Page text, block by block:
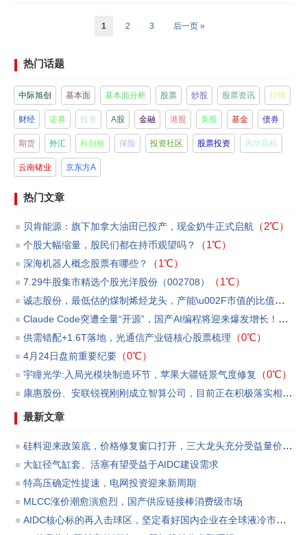
I服务器产业链的市场情绪，资金沿着AI服
正在从“远期故事”转向“当下盈利”，叠加
近...
1 2 3 后一页 »
热门话题
中际旭创 基本面 基本面分析 股票 炒股 股票资讯 行情
财经 证券 投资 A股 金融 港股 美股 基金 债券
期货 外汇 科创板 保险 投资社区 股票投资 风华高科
云南锗业 京东方A
热门文章
贝肯能源：旗下加拿大油田已投产，现金奶牛正式启航 （2℃）
个股大幅缩量，股民们都在持币观望吗？ （1℃）
​深海机器人概念股票有哪些？ （1℃）
7.29牛股集市精选个股光洋股份（002708）
（1℃）
诚志股份，最低估的煤制烯烃龙头，产能\u002F市值的比值第一
Claude Code突遭全量“开源”，国产AI编程将迎来爆发增长！
（0℃
供需错配+1.6T落地，光通信产业链核心股票梳理 （0℃）
4月24日盘前重要纪要（0℃）
宇瞳光学:入局光模块制造环节，苹果大疆链景气度修复
（0℃）
康惠股份、安联锐视刚刚成立智算公司，目前正在积极落实相关订单和洽商贷款等事宜
最新文章
硅料迎来政策底，价格修复窗口打开，三大龙头充分受益量价反转
大缸径气缸套、活塞有望受益于AIDC建设需求
特高压确定性提速，电网投资迎来新周期
MLCC涨价潮愈演愈烈，国产供应链接棒消费级市场
AIDC核心标的再入击球区，坚定看好国内企业在全球液冷市场份额渗透所带来的板块投资机会。